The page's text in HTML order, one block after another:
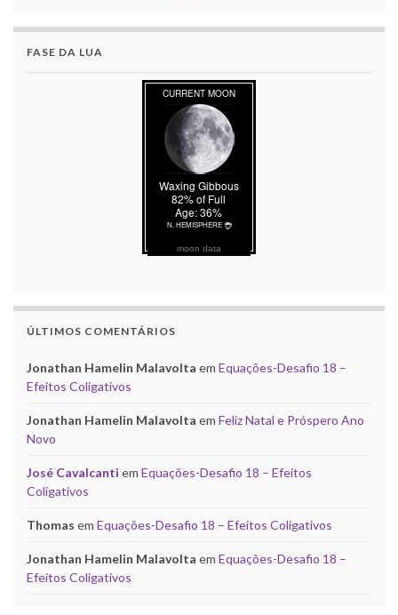
FASE DA LUA
moon data
ÚLTIMOS COMENTÁRIOS
Jonathan Hamelin Malavolta em Equações-Desafio 18 –
Efeitos Coligativos
Jonathan Hamelin Malavolta em Feliz Natal e Próspero Ano
Novo
José Cavalcanti em Equações-Desafio 18 – Efeitos
Coligativos
Thomas em Equações-Desafio 18 – Efeitos Coligativos
Jonathan Hamelin Malavolta em Equações-Desafio 18 –
Efeitos Coligativos